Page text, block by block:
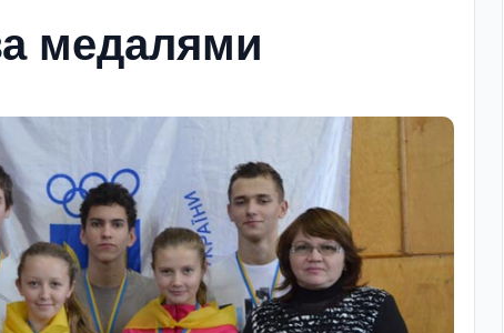
медалями